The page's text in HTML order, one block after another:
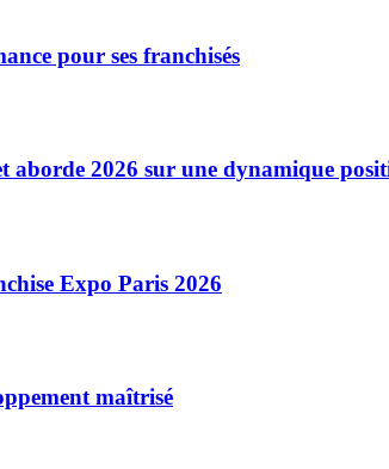
pour ses franchisés
aborde 2026 sur une dynamique
Expo Paris 2026
maîtrisé